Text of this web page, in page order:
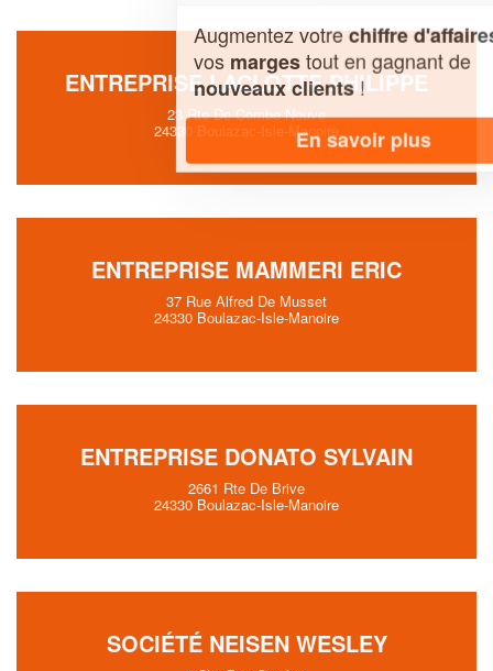
ENTREPRISE LACLOTTE PHILIPPE
23 Rte De Combe Neuve
24330 Boulazac-Isle-Manoire
ENTREPRISE MAMMERI ERIC
37 Rue Alfred De Musset
24330 Boulazac-Isle-Manoire
ENTREPRISE DONATO SYLVAIN
2661 Rte De Brive
24330 Boulazac-Isle-Manoire
SOCIÉTÉ NEISEN WESLEY
Augmentez votrechiffre d'affaireset
margestout en gagnant de
nouveaux clients!
En savoir plus